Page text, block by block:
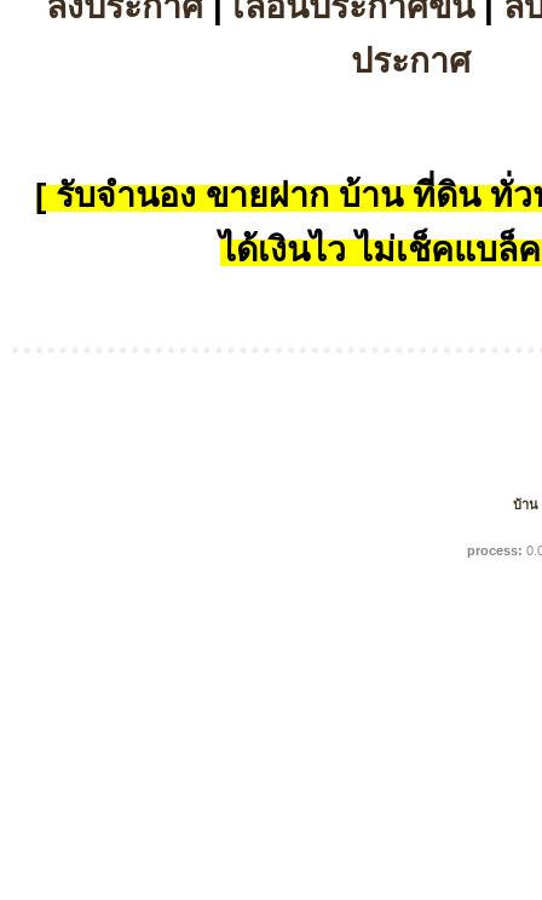
ประกาศ
[ รับจำนอง ขายฝาก บ้าน ที่ดิน ทั่ว
ได้เงินไว ไม่เช็คแบล็
บ้าน
process: